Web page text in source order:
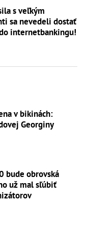
s veľkým
sa nevedeli dostať
internetbankingu!
v bikinách:
Georginy
bude obrovská
už mal sľúbiť